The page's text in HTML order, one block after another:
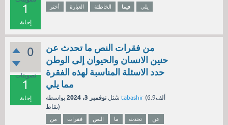
1
إجابة
أختر العبارة الخاطئة فيما يلي
0
تصويتات
1
إجابة
من فقرات النص ما تحدث عن
حنين الانسان والحيوان إلى الوطن
حدد الاسئلة المناسبة لهذه الفقرة
مما يلي
سُئل نوفمبر 3، 2024 tabashir (
6.9ألف
نقاط)
من فقرات النص ما تحدث
عن